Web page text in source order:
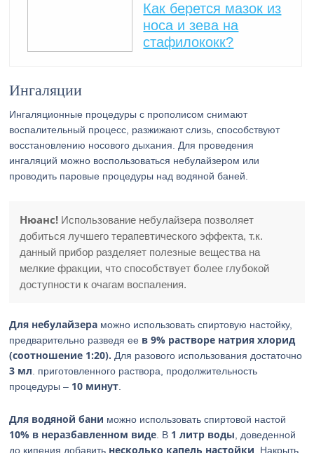
Как берется мазок из
носа и зева на
стафилококк?
Ингаляции
Ингаляционные процедуры с прополисом снимают
воспалительный процесс, разжижают слизь, способствуют
восстановлению носового дыхания. Для проведения
ингаляций можно воспользоваться небулайзером или
проводить паровые процедуры над водяной баней.
Нюанс! Использование небулайзера позволяет
добиться лучшего терапевтического эффекта, т.к.
данный прибор разделяет полезные вещества на
мелкие фракции, что способствует более глубокой
доступности к очагам воспаления.
Для небулайзера можно использовать спиртовую настойку,
предварительно разведя ее в 9% растворе натрия хлорид
(соотношение 1:20). Для разового использования достаточно
3 мл . приготовленного раствора, продолжительность
процедуры – 10 минут
Для водяной бани можно использовать спиртовой настой
10% в неразбавленном виде . В 1 литр воды , доведенной
до кипения добавить несколько капель настойки . Накрыть